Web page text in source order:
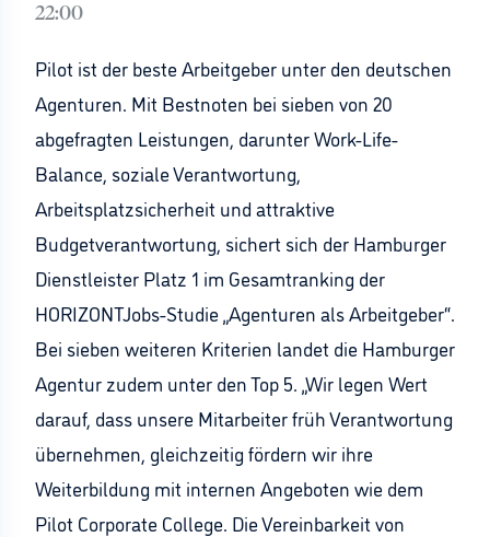
22:00
Pilot ist der beste Arbeitgeber unter den deutschen
Agenturen. Mit Bestnoten bei sieben von 20
abgefragten Leistungen, darunter Work-Life-
Balance, soziale Verantwortung,
Arbeitsplatzsicherheit und attraktive
Budgetverantwortung, sichert sich der Hamburger
Dienstleister Platz 1 im Gesamtranking der
HORIZONTJobs-Studie „Agenturen als Arbeitgeber“.
Bei sieben weiteren Kriterien landet die Hamburger
Agentur zudem unter den Top 5. „Wir legen Wert
darauf, dass unsere Mitarbeiter früh Verantwortung
übernehmen, gleichzeitig fördern wir ihre
Weiterbildung mit internen Angeboten wie dem
Pilot Corporate College. Die Vereinbarkeit von